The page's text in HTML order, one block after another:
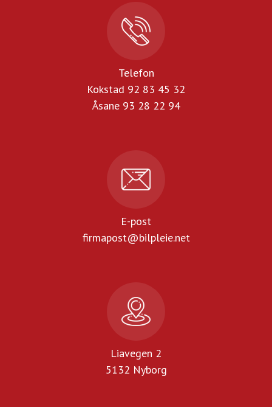
Telefon
Kokstad 92 83 45 32
Åsane 93 28 22 94
E-post
firmapost@bilpleie.net
Liavegen 2
5132 Nyborg